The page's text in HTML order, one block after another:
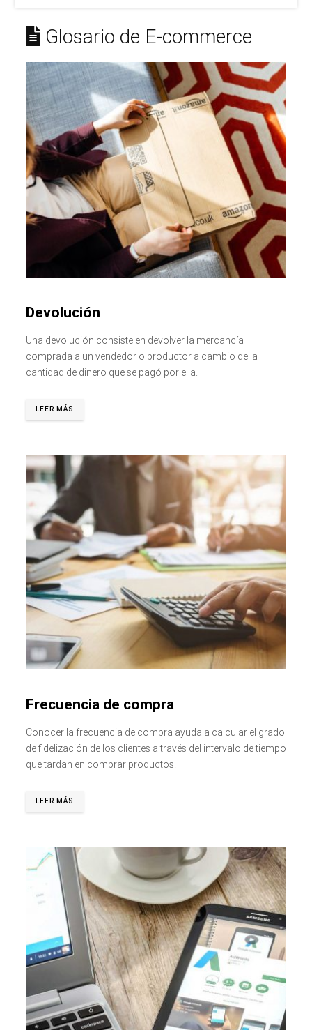
Glosario de E-commerce
Devolución
Una devolución consiste en devolver la mercancía
comprada a un vendedor o productor a cambio de la
cantidad de dinero que se pagó por ella.
LEER MÁS
Frecuencia de compra
Conocer la frecuencia de compra ayuda a calcular el grado
de fidelización de los clientes a través del intervalo de tiempo
que tardan en comprar productos.
LEER MÁS